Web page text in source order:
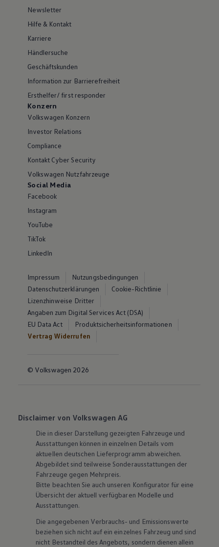
Newsletter
Hilfe & Kontakt
Karriere
Händlersuche
Geschäftskunden
Information zur Barrierefreiheit
Ersthelfer/ first responder
Konzern
Volkswagen Konzern
Investor Relations
Compliance
Kontakt Cyber Security
Volkswagen Nutzfahrzeuge
Social Media
Facebook
Instagram
YouTube
TikTok
LinkedIn
Impressum
Nutzungsbedingungen
Datenschutzerklärungen
Cookie-Richtlinie
Lizenzhinweise Dritter
Angaben zum Digital Services Act (DSA)
EU Data Act
Produktsicherheitsinformationen
Vertrag Widerrufen
© Volkswagen 2026
Disclaimer von Volkswagen AG
Die in dieser Darstellung gezeigten Fahrzeuge und
Ausstattungen können in einzelnen Details vom
aktuellen deutschen Lieferprogramm abweichen.
Abgebildet sind teilweise Sonderausstattungen der
Fahrzeuge gegen Mehrpreis.
Bitte beachten Sie auch unseren Konfigurator für eine
Übersicht der aktuell verfügbaren Modelle und
Ausstattungen.
Die angegebenen Verbrauchs- und Emissionswerte
beziehen sich nicht auf ein einzelnes Fahrzeug und sind
nicht Bestandteil des Angebots, sondern dienen allein